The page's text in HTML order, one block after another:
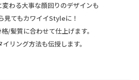
変わる大事な顔回りのデザインも
見てもカワイイStyleに！
/髪質に合わせて仕上げます。
リング方法も伝授します。